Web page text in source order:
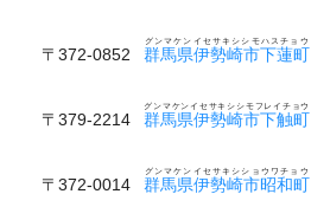
〒372-0852 群馬県伊勢崎市下蓮町
グンマケンイセサキシシモハスチョウ
〒379-2214 群馬県伊勢崎市下触町
グンマケンイセサキシシモフレイチョウ
〒372-0014 群馬県伊勢崎市昭和町
グンマケンイセサキシショウワチョウ